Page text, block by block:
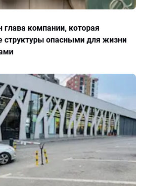
глава компании, которая
структуры опасными для жизни